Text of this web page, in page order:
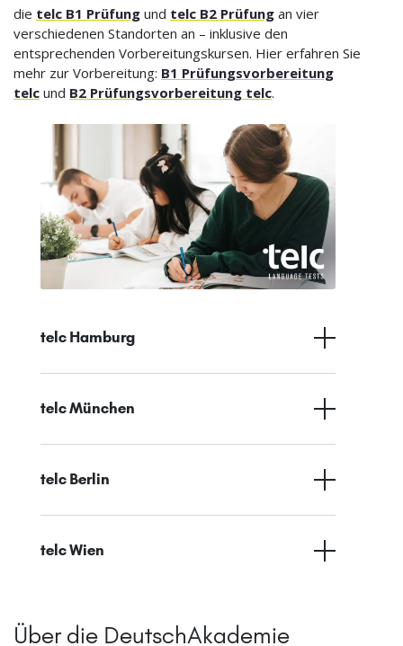
die telc B1 Prüfung und telc B2 Prüfung an vier
verschiedenen Standorten an – inklusive den
entsprechenden Vorbereitungskursen. Hier erfahren Sie
mehr zur Vorbereitung: B1 Prüfungsvorbereitung
telc und B2 Prüfungsvorbereitung telc.
telc Hamburg
telc München
telc Berlin
telc Wien
Über die DeutschAkademie